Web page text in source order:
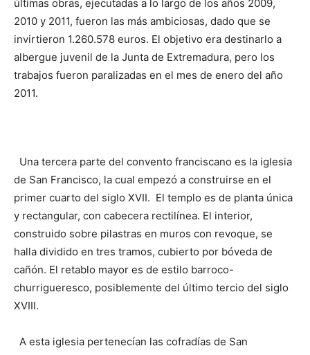
últimas obras, ejecutadas a lo largo de los años 2009,
2010 y 2011, fueron las más ambiciosas, dado que se
invirtieron 1.260.578 euros. El objetivo era destinarlo a
albergue juvenil de la Junta de Extremadura, pero los
trabajos fueron paralizadas en el mes de enero del año
2011.
Una tercera parte del convento franciscano es la iglesia
de San Francisco, la cual empezó a construirse en el
primer cuarto del siglo XVII. El templo es de planta única
y rectangular, con cabecera rectilínea. El interior,
construido sobre pilastras en muros con revoque, se
halla dividido en tres tramos, cubierto por bóveda de
cañón. El retablo mayor es de estilo barroco-
churrigueresco, posiblemente del último tercio del siglo
XVIII.
A esta iglesia pertenecían las cofradías de San